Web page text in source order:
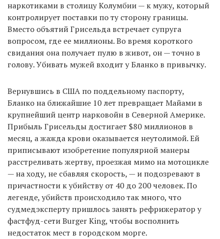
наркотиками в столицу Колумбии — к мужу, который
контролирует поставки по ту сторону границы.
Вместо объятий Грисельда встречает супруга
вопросом, где ее миллионы. Во время короткого
свидания она получает пулю в живот, он — точно в
голову. Убивать мужей входит у Бланко в привычку.
Вернувшись в США по поддельному паспорту,
Бланко на ближайшие 10 лет превращает Майами в
крупнейший центр нарковойн в Северной Америке.
Прибыль Грисельды достигает $80 миллионов в
месяц, а жажда крови оказывается неутолимой. Ей
приписывают изобретение популярной манеры
расстреливать жертву, проезжая мимо на мотоцикле
— на ходу, не сбавляя скорость, — и подозревают в
причастности к убийству от 40 до 200 человек. По
легенде, убийств происходило так много, что
судмедэксперту пришлось занять рефрижератор у
фастфуд-сети Burger King, чтобы восполнить
недостаток мест в городском морге.